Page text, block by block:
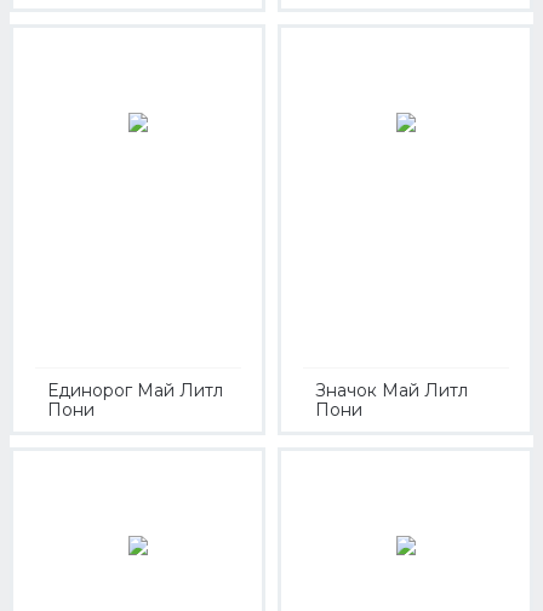
Единорог Май Литл
Пони
Значок Май Литл
Пони